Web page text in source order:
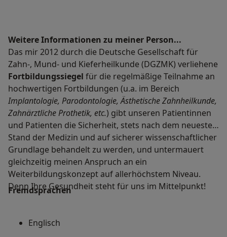
Weitere Informationen zu meiner Person...
Das mir 2012 durch die Deutsche Gesellschaft für
Zahn-, Mund- und Kieferheilkunde (DGZMK) verliehene
Fortbildungssiegel für die regelmäßige Teilnahme an
hochwertigen Fortbildungen (u.a. im Bereich
Implantologie, Parodontologie, Ästhetische Zahnheilkunde,
Zahnärztliche Prothetik, etc.) gibt unseren Patientinnen
und Patienten die Sicherheit, stets nach dem neuesten
Stand der Medizin und auf sicherer wissenschaftlicher
Grundlage behandelt zu werden, und untermauert
gleichzeitig meinen Anspruch an ein
Weiterbildungskonzept auf allerhöchstem Niveau.
Denn Ihre Gesundheit steht für uns im Mittelpunkt!
Fremdsprachen
Englisch